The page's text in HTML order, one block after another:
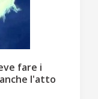
fare i
l'atto